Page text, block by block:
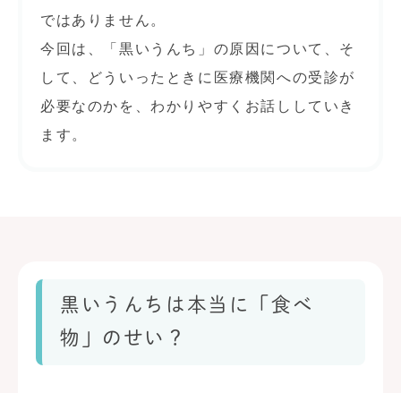
ではありません。
今回は、「黒いうんち」の原因について、そ
して、どういったときに医療機関への受診が
必要なのかを、わかりやすくお話ししていき
ます。
黒いうんちは本当に「食べ
物」のせい？